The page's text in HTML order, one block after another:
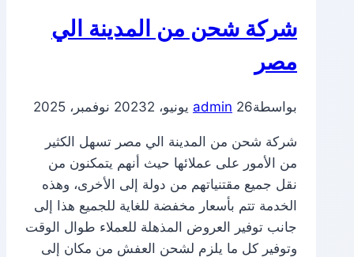
شركة شحن من المدينة الي
مصر
بواسطة admin 26 يونيو، 2023 2 نوفمبر، 2025
شركة شحن من المدينة الي مصر تسهل الكثير
من الأمور على عملائها حيث أنهم يتمكنون من
نقل جميع مقتنياتهم من دولة إلى الأخرى، وهذه
الخدمة تتم بأسعار مخفضة للغاية للجميع هذا إلى
جانب توفير العروض المذهلة للعملاء طوال الوقت
وتوفير كل ما يلزم لشحن العفش من مكان إلى